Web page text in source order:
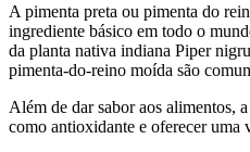
A pimenta preta ou pimenta do
ingrediente básico em todo o
da planta nativa indiana Piper
pimenta-do-reino moída são
Além de dar sabor aos alimentos,
como antioxidante e oferecer uma